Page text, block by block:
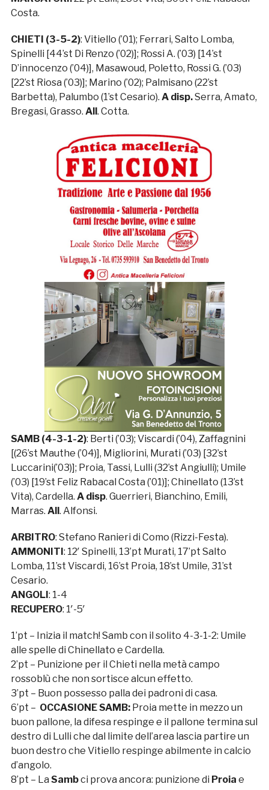
Costa.
CHIETI (3-5-2): Vitiello (’01); Ferrari, Salto Lomba,
Spinelli [44’st Di Renzo (’02)]; Rossi A. (’03) [14’st
D’innocenzo (’04)], Masawoud, Poletto, Rossi G. (’03)
[22’st Riosa (’03)]; Marino (’02); Palmisano (22’st
Barbetta), Palumbo (1’st Cesario). A disp.Serra, Amato,
Bregasi, Grasso. All . Cotta.
SAMB (4-3-1-2): Berti (’03); Viscardi (’04), Zaffagnini
[(26’st Mauthe (’04)], Migliorini, Murati (’03) [32’st
Luccarini(’03)]; Proia, Tassi, Lulli (32’st Angiulli); Umile
(’03) [19’st Feliz Rabacal Costa (’01)]; Chinellato (13’st
Vita), Cardella. A disp. Guerrieri, Bianchino, Emili,
Marras. All. Alfonsi.
ARBITRO: Stefano Ranieri di Como (Rizzi-Festa).
AMMONITI: 12′ Spinelli, 13’pt Murati, 17’pt Salto
Lomba, 11’st Viscardi, 16’st Proia, 18’st Umile, 31’st
Cesario.
ANGOLI: 1-4
RECUPERO: 1′-5′
1’pt – Inizia il match! Samb con il solito 4-3-1-2: Umile
alle spelle di Chinellato e Cardella.
2’pt – Punizione per il Chieti nella metà campo
rossoblù che non sortisce alcun effetto.
3’pt – Buon possesso palla dei padroni di casa.
6’pt – OCCASIONE SAMB:Proia mette in mezzo un
buon pallone, la difesa respinge e il pallone termina sul
destro di Lulli che dal limite dell’area lascia partire un
buon destro che Vitiello respinge abilmente in calcio
d’angolo.
8’pt – La Sambci prova ancora: punizione di Proia e